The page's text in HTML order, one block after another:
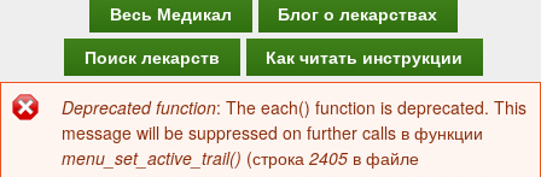
а
в
Весь Медикал
Блог о лекарствах
Поиск лекарств
Как читать инструкции
Сообщение
об
Deprecated function: The each() function is deprecated. This
message will be suppressed on further calls в функции
menu_set_active_trail() (строка 2405 в файле